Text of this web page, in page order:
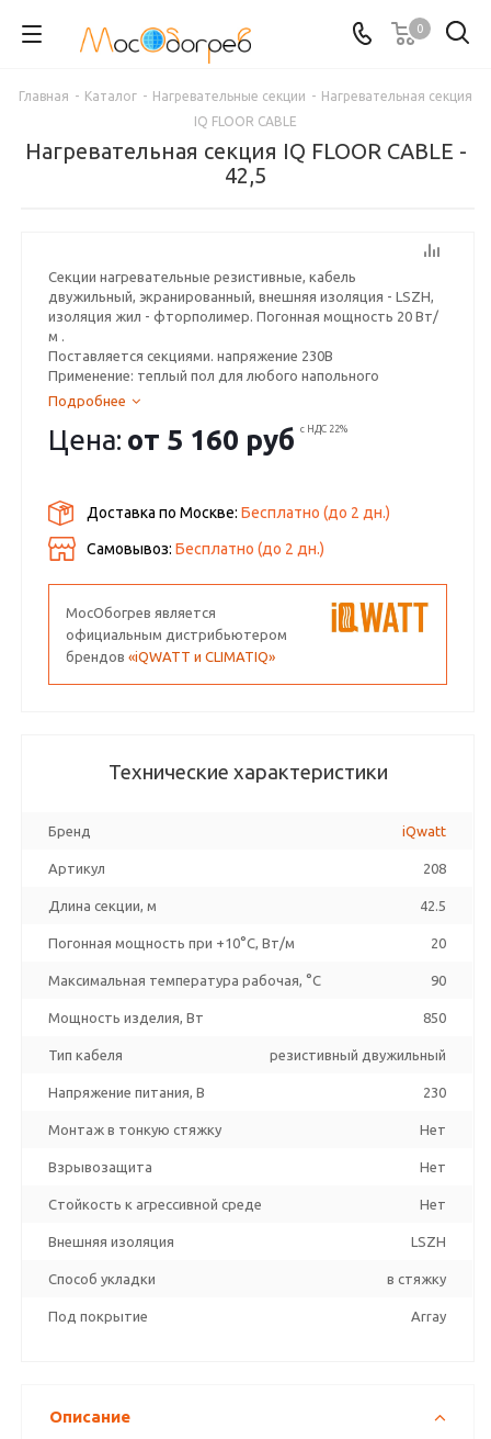
0
Главная - Каталог - Нагревательные секции - Нагревательная секция
IQ FLOOR CABLE
Нагревательная секция IQ FLOOR CABLE -
42,5
Секции нагревательные резистивные, кабель
двужильный, экранированный, внешняя изоляция - LSZH,
изоляция жил - фторполимер. Погонная мощность 20 Вт/
м .
Поставляется секциями. напряжение 230В
Применение: теплый пол для любого напольного
покрытия, теплый пол для покрытий с низкой
обогрев открытых площадок.
Гарантия производителя - 25 лет.
Подробнее
Цена: от 5 160 руб с НДС 22%
Доставка по Москве:Бесплатно (до 2 дн.)
Самовывоз:Бесплатно (до 2 дн.)
МосОбогрев является
официальным дистрибьютером
брендов«iQWATT и CLIMATIQ»
Технические характеристики
Бренд iQwatt
Артикул 208
Длина секции, м 42.5
Погонная мощность при +10°С, Вт/м 20
Максимальная температура рабочая, °C 90
Мощность изделия, Вт 850
Тип кабеля резистивный двужильный
Напряжение питания, В 230
Монтаж в тонкую стяжку Нет
Взрывозащита Нет
Стойкость к агрессивной среде Нет
Внешняя изоляция LSZH
Способ укладки в стяжку
Под покрытие Array
Описание